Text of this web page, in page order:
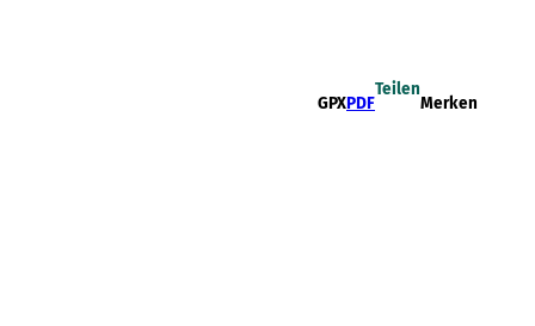
GPXPDF
Teilen
Merken